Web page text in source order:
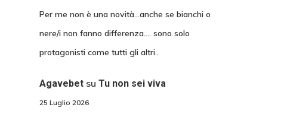
Per me non è una novità...anche se bianchi o
nere/i non fanno differenza.... sono solo
protagonisti come tutti gli altri..
Agavebetsu Tu non sei viva
25 Luglio 2026